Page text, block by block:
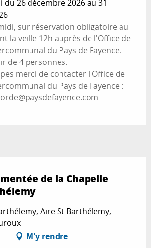
du 26 décembre 2026 au 31
sur réservation obligatoire au
la veille 12h auprès de l'Office de
du Pays de Fayence.
de 4 personnes.
merci de contacter l'Office de
du Pays de Fayence :
de la Chapelle
Aire St Barthélemy,
M'y rendre